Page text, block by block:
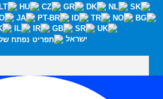
ישראל